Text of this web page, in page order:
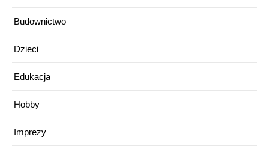
Budownictwo
Dzieci
Edukacja
Hobby
Imprezy